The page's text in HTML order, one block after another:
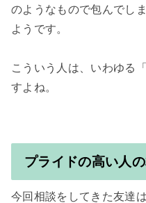
のようなもので包んでし
ようです。
こういう人は、いわゆる
すよね。
プライドの高い人
今回相談をしてきた友達